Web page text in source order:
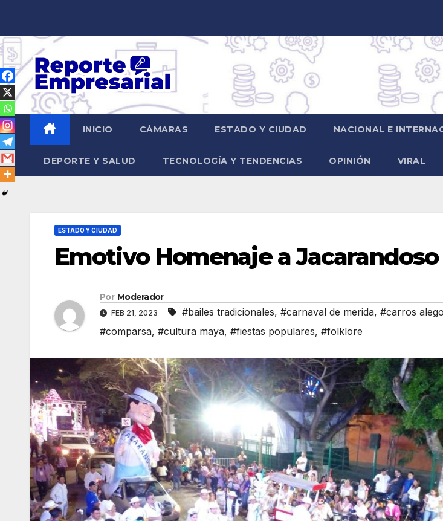
contenido
INICIO CÁMARAS ESTADO Y CIUDAD NACIONAL E
DEPORTE Y SALUD TECNOLOGÍA Y TENDENCIAS OPINIÓN VIRAL
ESTADO Y CIUDAD
Emotivo Homenaje a Jacarandoso
Por Moderador
FEB 21, 2023 #bailes tradicionales, #carnaval de merida, #carros
#comparsa, #cultura maya, #fiestas populares, #folklore